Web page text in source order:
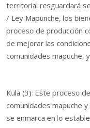
territorial resguardará
/ Ley Mapunche, los
proceso de producción
de mejorar las
comunidades mapuche,
Kula (3): Este proceso
comunidades mapuche
se enmarca en lo